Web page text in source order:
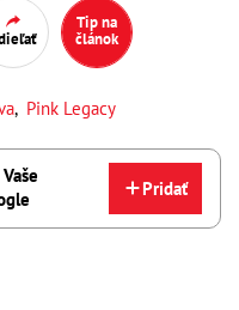
Tip na
článok
, Pink Legacy
Pridať